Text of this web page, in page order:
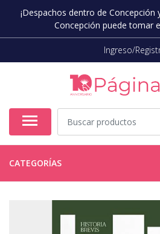
¡Despachos dentro de Concepción
Concepción puede tomar
Ingreso/
CATEGORÍAS